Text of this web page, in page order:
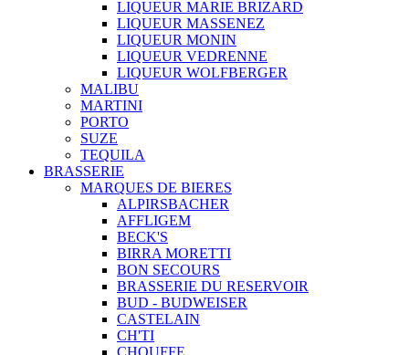
LIQUEUR MARIE BRIZARD
LIQUEUR MASSENEZ
LIQUEUR MONIN
LIQUEUR VEDRENNE
LIQUEUR WOLFBERGER
MALIBU
MARTINI
PORTO
SUZE
TEQUILA
BRASSERIE
MARQUES DE BIERES
ALPIRSBACHER
AFFLIGEM
BECK'S
BIRRA MORETTI
BON SECOURS
BRASSERIE DU RESERVOIR
BUD - BUDWEISER
CASTELAIN
CH'TI
CHOUFFE